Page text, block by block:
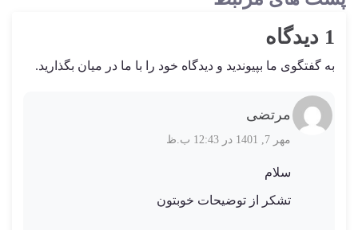
1 دیدگاه
به گفتگوی ما بپیوندید و دیدگاه خود را با ما در میان بگذارید.
مرتضی
مهر 7, 1401 در 12:43 ب.ظ
سلام
تشکر از توضیحات خوبتون